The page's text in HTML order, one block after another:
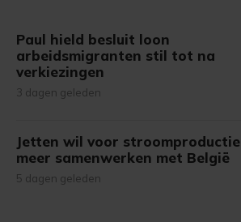
Paul hield besluit loon
arbeidsmigranten stil tot na
verkiezingen
3 dagen geleden
Jetten wil voor stroomproductie
meer samenwerken met België
5 dagen geleden